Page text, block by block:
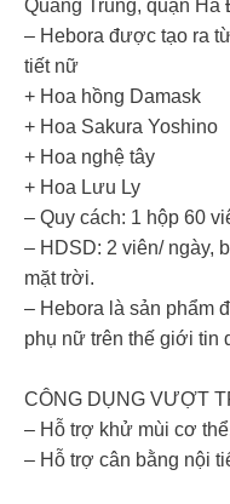
Quang Trung, quận Hà
– Hebora được tạo ra
tiết nữ
+ Hoa hồng Damask
+ Hoa Sakura Yoshino
+ Hoa nghệ tây
+ Hoa Lưu Ly
– Quy cách: 1 hộp 60
– HDSD: 2 viên/ ngày,
mặt trời.
– Hebora là sản phẩm
phụ nữ trên thế giới tin
CÔNG DỤNG VƯỢT
– Hỗ trợ khử mùi cơ
– Hỗ trợ cân bằng nội